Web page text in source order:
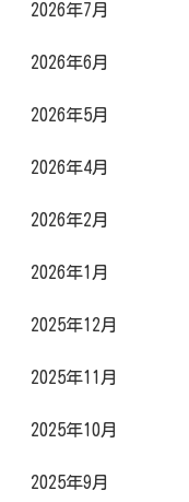
2026年7月
2026年6月
2026年5月
2026年4月
2026年2月
2026年1月
2025年12月
2025年11月
2025年10月
2025年9月